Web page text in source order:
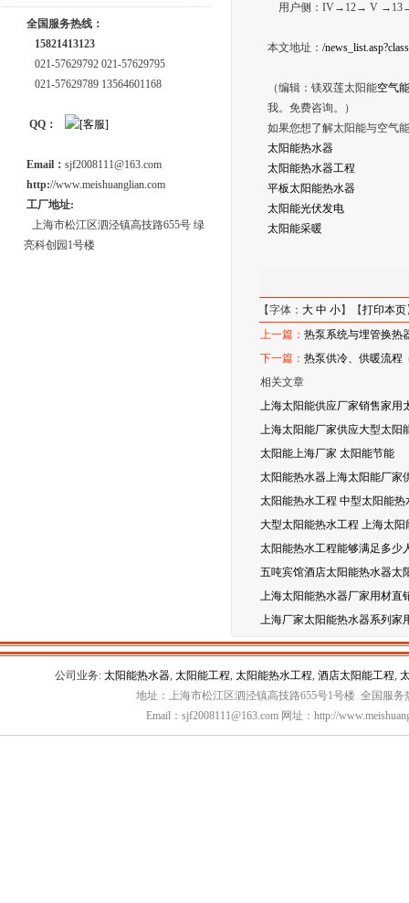
全国服务热线：
15821413123
021-57629792 021-57629795
021-57629789 13564601168
QQ：
Email： sjf2008111@163.com
http://www.meishuanglian.com
工厂地址:
上海市松江区泗泾镇高技路655号 绿
亮科创园1号楼
用户侧：IV→12→ V →13→
本文地址：/
（编辑：镁双莲太阳能空气
我。免费咨询。）
如果您想了解太阳能与空气
太阳能热水器
太阳能热水器工程
平板太阳能热水器
太阳能光伏发电
太阳能采暖
【字体：大 中 小】【打印本页
上一篇：热泵系统与埋管换热
下一篇：热泵供冷、供暖流程
相关文章
上海太阳能供应厂家销售家用
上海太阳能厂家供应大型太阳
太阳能上海厂家 太阳能节能
太阳能热水器上海太阳能厂家
太阳能热水工程 中型太阳能热
大型太阳能热水工程 上海太阳
太阳能热水工程能够满足多少
五吨宾馆酒店太阳能热水器太
上海太阳能热水器厂家用材直
上海厂家太阳能热水器系列家
公司业务: 太阳能热水器, 太阳能工程, 太阳能热水工程, 酒店太阳能工程,
地址：上海市松江区泗泾镇高技路655号1号楼 全国服务
Email：sjf2008111@163.com 网址：http://